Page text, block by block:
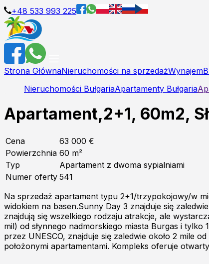
+48 533 993 225
Strona GłównaNieruchomości na sprzedażWynajem
Nieruchomości BułgariaApartamenty Bułgaria
Apartament,2+1, 60m2,
Cena
63 000 €
Powierzchnia 60 m²
Typ
Apartament z dwoma sypialniami
Numer oferty 541
Na sprzedaż apartament typu 2+1/trzypokojowy/w
widokiem na basen.Sunny Day 3 znajduje się
znajdują się wszelkiego rodzaju atrakcje, ale
mil) od słynnego nadmorskiego miasta Burgas i
przez UNESCO, znajduje się zaledwie około 2 mile
położonymi apartamentami. Kompleks oferuje